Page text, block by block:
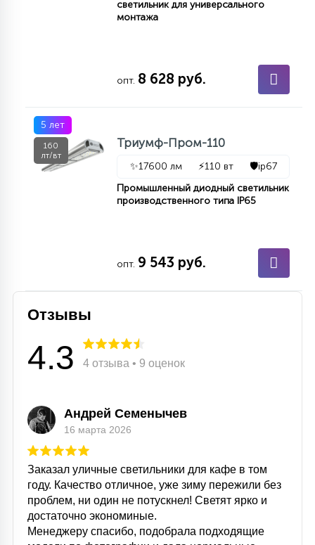
АКСЕССУАРЫ
светильник для универсального
монтажа
опт. 8 628 руб.
5 лет
160
лт/вт
Триумф-Пром-110
✨17600 лм ⚡110 вт 🛡️ip67
Промышленный диодный светильник
производственного типа IP65
опт. 9 543 руб.
Отзывы
4.3 4 отзыва • 9 оценок
Андрей Семенычев
16 марта 2026
Заказал уличные светильники для кафе в том
году. Качество отличное, уже зиму пережили без
проблем, ни один не потускнел! Светят ярко и
достаточно экономиные.
Менеджеру спасибо, подобрала подходящие